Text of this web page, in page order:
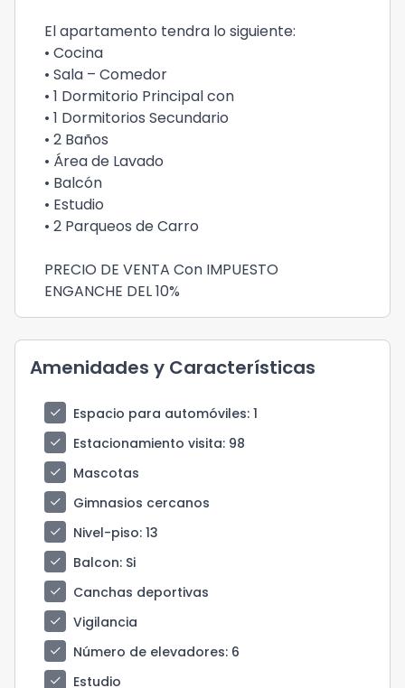
El apartamento tendra lo siguiente:
• Cocina
• Sala – Comedor
• 1 Dormitorio Principal con
• 1 Dormitorios Secundario
• 2 Baños
• Área de Lavado
• Balcón
• Estudio
• 2 Parqueos de Carro
PRECIO DE VENTA Con IMPUESTO
ENGANCHE DEL 10%
Amenidades y Características
check Espacio para automóviles: 1
check
Estacionamiento visita: 98
check
Mascotas
check
Gimnasios cercanos
check
Nivel-piso: 13
check
Balcon: Si
check
Canchas deportivas
check
Vigilancia
check
Número de elevadores: 6
check
Estudio